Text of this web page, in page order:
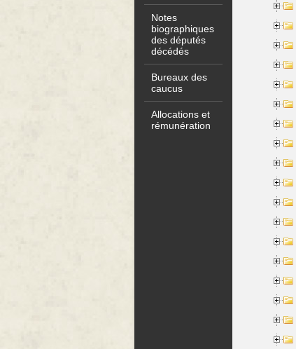
Notes
biographiques
des députés
décédés
Bureaux des
caucus
Allocations et
rémunération